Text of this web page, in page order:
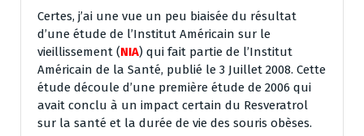
Certes, j’ai une vue un peu biaisée du résultat
d’une étude de l’Institut Américain sur le
vieillissement (NIA) qui fait partie de l’Institut
Américain de la Santé, publié le 3 Juillet 2008. Cette
étude découle d’une première étude de 2006 qui
avait conclu à un impact certain du Resveratrol
sur la santé et la durée de vie des souris obèses.